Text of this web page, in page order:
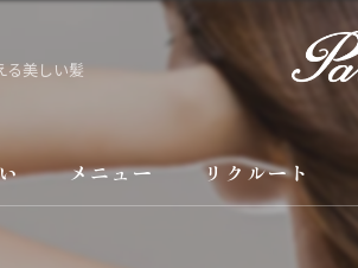
る美しい髪
メニュー リクルート